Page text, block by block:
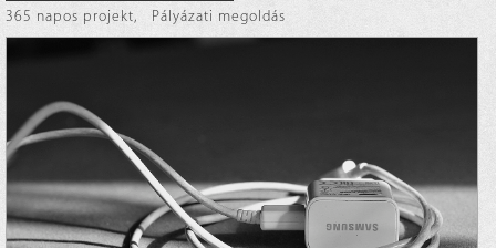
365 napos projekt, Pályázati megoldás